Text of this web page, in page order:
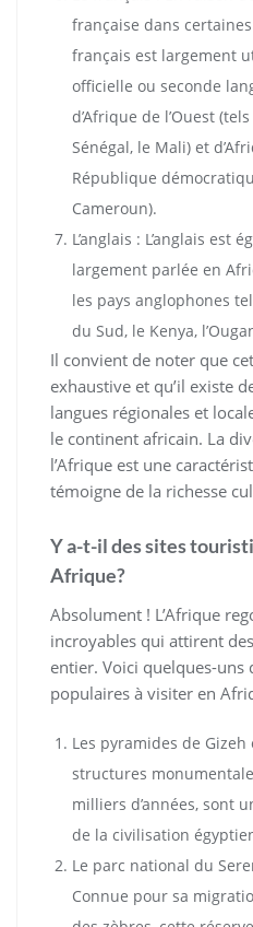
française dans
français est largement
officielle ou seconde
d’Afrique de l’Ouest
Sénégal, le Mali) et
République
Cameroun).
L’anglais : L’anglais est
largement parlée en
les pays anglophones
du Sud, le Kenya,
Il convient de noter que
exhaustive et qu’il existe
langues régionales et
le continent africain. La
l’Afrique est une
témoigne de la richesse
Y a-t-il des sites
Afrique?
Absolument ! L’Afrique
incroyables qui attirent
entier. Voici quelques-uns
populaires à visiter en
Les pyramides de Gizeh
structures
milliers d’années, sont
de la civilisation
Le parc national du
Connue pour sa